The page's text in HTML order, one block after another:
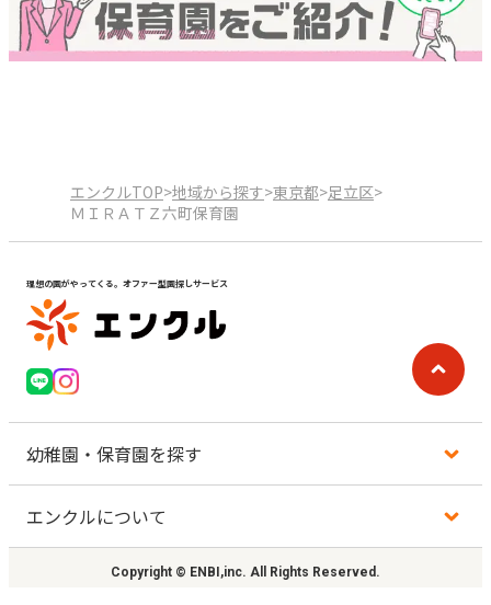
エンクルTOP>地域から探す>東京都>足立区>
ＭＩＲＡＴＺ六町保育園
理想の園がやってくる。オファー型園探しサービス
幼稚園・保育園を探す
エンクルについて
Copyright © ENBI,inc. All Rights Reserved.